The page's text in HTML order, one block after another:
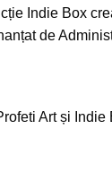
Indie Box
de
Art și